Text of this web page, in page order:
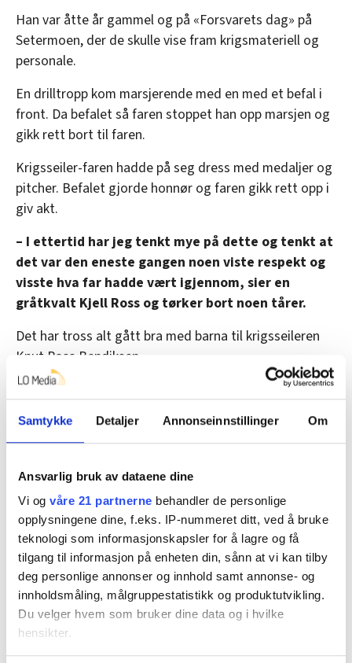
Samtykke Detaljer Annonseinnstillinger Om
Ansvarlig bruk av dataene dine
Vi og våre 21 partnerne behandler de personlige
opplysningene dine, f.eks. IP-nummeret ditt, ved å bruke
teknologi som informasjonskapsler for å lagre og få
tilgang til informasjon på enheten din, sånn at vi kan tilby
deg personlige annonser og innhold samt annonse- og
innholdsmåling, målgruppestatistikk og produktutvikling.
Du velger hvem som bruker dine data og i hvilke
hensikter.
Han var åtte år gammel og på «Forsvarets dag» på
Setermoen, der de skulle vise fram krigsmateriell og
personale.
En drilltropp kom marsjerende med en med et befal i
front. Da befalet så faren stoppet han opp marsjen og
gikk rett bort til faren.
Krigsseiler-faren hadde på seg dress med medaljer og
pitcher. Befalet gjorde honnør og faren gikk rett opp i
giv akt.
– I ettertid har jeg tenkt mye på dette og tenkt at
det var den eneste gangen noen viste respekt og
visste hva far hadde vært igjennom, sier en
gråtkvalt Kjell Ross og tørker bort noen tårer.
Det har tross alt gått bra med barna til krigsseileren
Knut Ross Bendiksen.
Selv med en vanskelig barndom, preget av fyll, skam
ironisk nok blitt pedagoger alle tre.
oss også.
Nå ønsker Kjell Ross at Norge og myndighetene
skal lære mest mulig av historien og ta skikkelig
vare på framtidige krigsseilere og veteraner når
de kommer hjem fra en krig.
At de får den anerkjennelsen, respekten og den
medisinske behandlingen de fortjener etter en innsats
for storsamfunnet.